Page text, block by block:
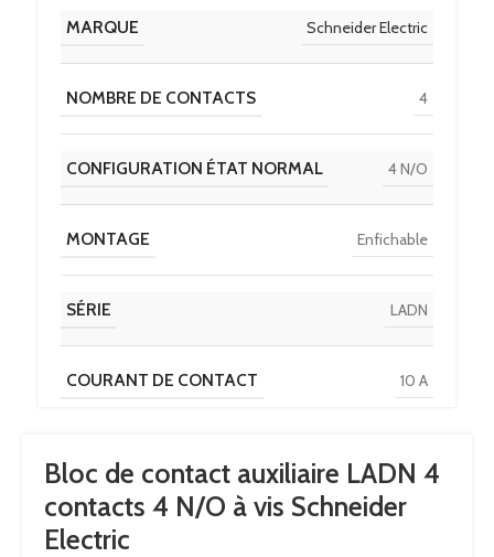
MARQUE Schneider Electric
NOMBRE DE CONTACTS 4
CONFIGURATION ÉTAT NORMAL 4 N/O
MONTAGE Enfichable
SÉRIE LADN
COURANT DE CONTACT 10 A
TENSION DE CONTACT 690 V c.a.
Bloc de contact auxiliaire LADN 4
contacts 4 N/O à vis Schneider
Electric